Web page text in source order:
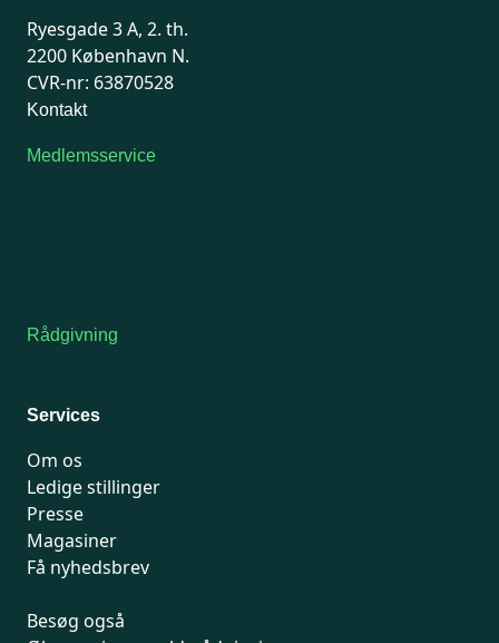
Ryesgade 3 A, 2. th.
2200 København N.
CVR-nr: 63870528
Kontakt
Medlemsservice
Rådgivning
Services
Om os
Ledige stillinger
Presse
Magasiner
Få nyhedsbrev
Besøg også